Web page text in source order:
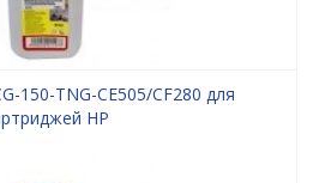
150-TNG-CE505/CF280 для
HP